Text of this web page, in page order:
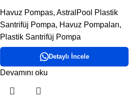
Havuz Pompas, AstralPool Plastik
Santrifüj Pompa, Havuz Pompaları,
Plastik Santrifüj Pompa
Detaylı İncele
Devamını oku